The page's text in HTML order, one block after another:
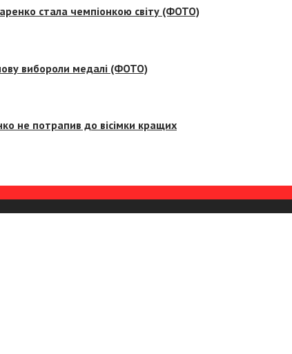
стала чемпіонкою світу (ФОТО)
вибороли медалі (ФОТО)
не потрапив до вісімки кращих